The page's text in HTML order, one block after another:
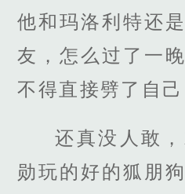
他和玛洛利特还
友，怎么过了一
不得直接劈了自己
还真没人敢
勋玩的好的狐朋